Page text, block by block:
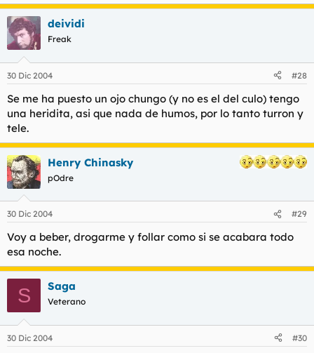
deividi
Freak
30 Dic 2004 #28
Se me ha puesto un ojo chungo (y no es el del culo) tengo
una heridita, asi que nada de humos, por lo tanto turron y
tele.
Henry Chinasky
pOdre
30 Dic 2004 #29
Voy a beber, drogarme y follar como si se acabara todo
esa noche.
S Saga
Veterano
30 Dic 2004 #30